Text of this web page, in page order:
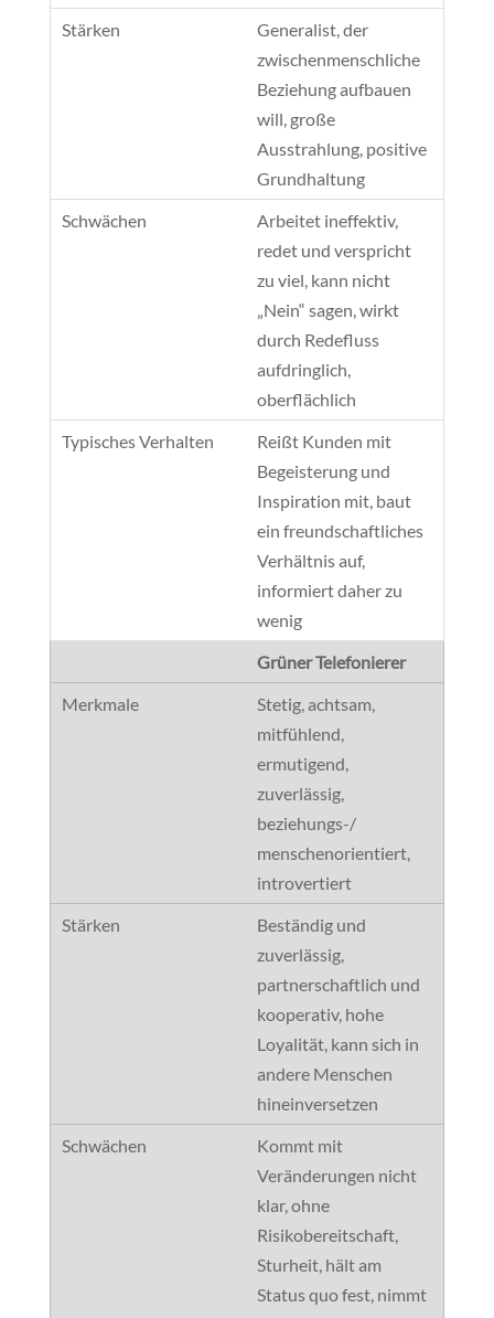
Generalist, der
zwischenmenschliche
Beziehung aufbauen
will, große
Ausstrahlung, positive
Grundhaltung
Arbeitet ineffektiv,
redet und verspricht
zu viel, kann nicht
„Nein“ sagen, wirkt
durch Redefluss
aufdringlich,
oberflächlich
Reißt Kunden mit
Begeisterung und
Inspiration mit, baut
ein freundschaftliches
Verhältnis auf,
informiert daher zu
wenig
Grüner Telefonierer
Stetig, achtsam,
mitfühlend,
ermutigend,
zuverlässig,
beziehungs-/
menschenorientiert,
introvertiert
Beständig und
zuverlässig,
partnerschaftlich und
kooperativ, hohe
Loyalität, kann sich in
andere Menschen
hineinversetzen
Kommt mit
Veränderungen nicht
klar, ohne
Risikobereitschaft,
Sturheit, hält am
Status quo fest, nimmt